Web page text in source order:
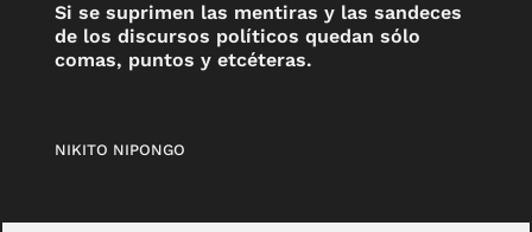
Si se suprimen las mentiras y las sandeces
de los discursos políticos quedan sólo
comas, puntos y etcéteras.
NIKITO NIPONGO